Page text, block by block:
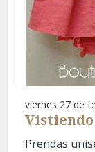
viernes 27 de
Prendas